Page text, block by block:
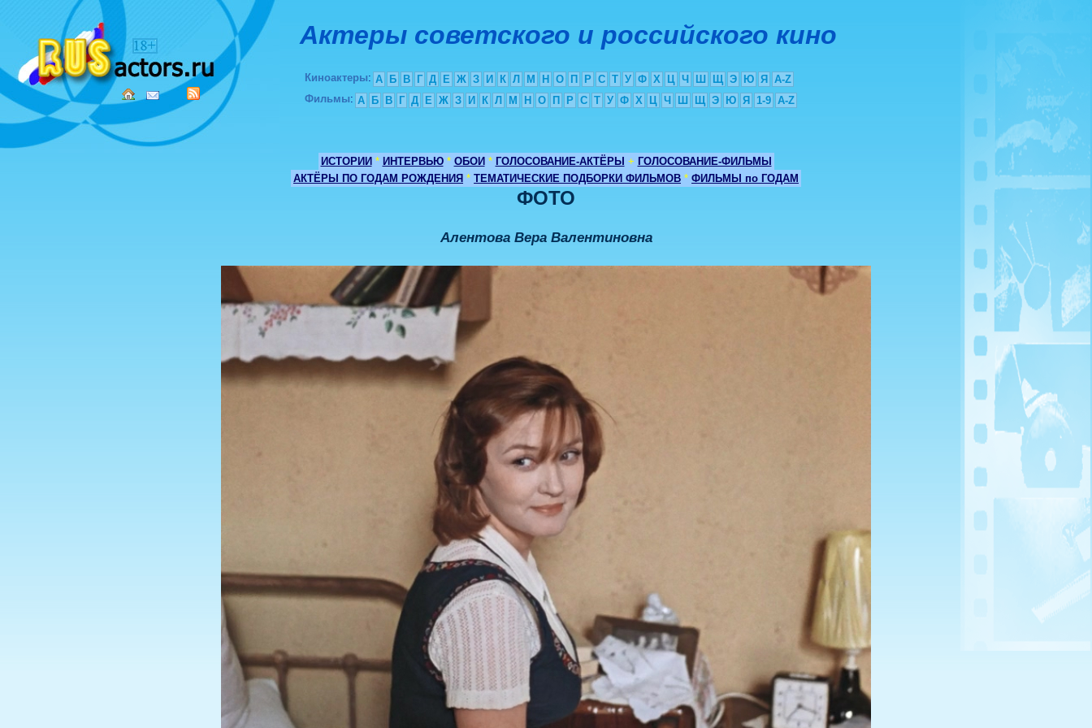
Актеры советского и российского кино
Киноактеры: А Б В Г Д Е Ж З И К Л М Н О П Р С Т У Ф Х Ц Ч Ш Щ Э Ю Я
A-Z
Фильмы: А Б В Г Д Е Ж З И К Л М Н О П Р С Т У Ф Х Ц Ч Ш Щ Э Ю Я 1-9 A-Z
ИСТОРИИ * ИНТЕРВЬЮ * ОБОИ * ГОЛОСОВАНИЕ-АКТЁРЫ + ГОЛОСОВАНИЕ-ФИЛЬМЫ
АКТЁРЫ ПО ГОДАМ РОЖДЕНИЯ * ТЕМАТИЧЕСКИЕ ПОДБОРКИ ФИЛЬМОВ * ФИЛЬМЫ по ГОДАМ
ФОТО
Алентова Вера Валентиновна